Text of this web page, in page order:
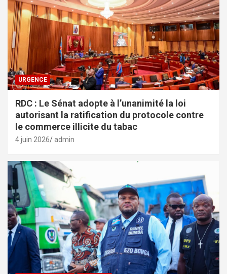
URGENCE
RDC : Le Sénat adopte à l’unanimité la loi
autorisant la ratification du protocole contre
le commerce illicite du tabac
4 juin 2026 admin